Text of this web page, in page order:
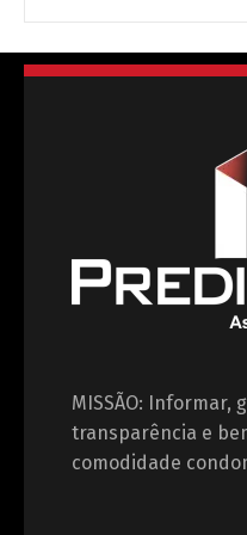
MISSÃO: Informar,
transparência e
comodidade